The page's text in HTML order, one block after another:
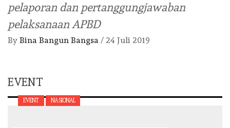
pelaporan dan pertanggungjawaban
pelaksanaan APBD
By Bina Bangun Bangsa / 24 Juli 2019
EVENT
EVENT NASIONAL